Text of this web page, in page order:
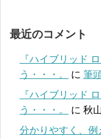
最近のコメント
『ハイブリッド
う・・・。
に 筆
『ハイブリッド
う・・・。
に 秋
分かりやすく、例